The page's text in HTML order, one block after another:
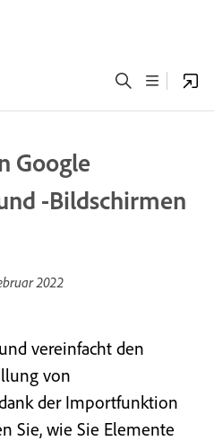
Google
-Bildschirmen
2022
vereinfacht den
von
der Importfunktion
Sie, wie Sie Elemente